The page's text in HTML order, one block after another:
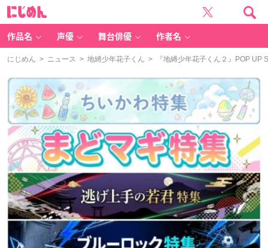
作品名 声優 舞台俳優 作者名
にじめん > ニュース > 地縛少年花子くん > 『地縛少年花子くん２』POP UP